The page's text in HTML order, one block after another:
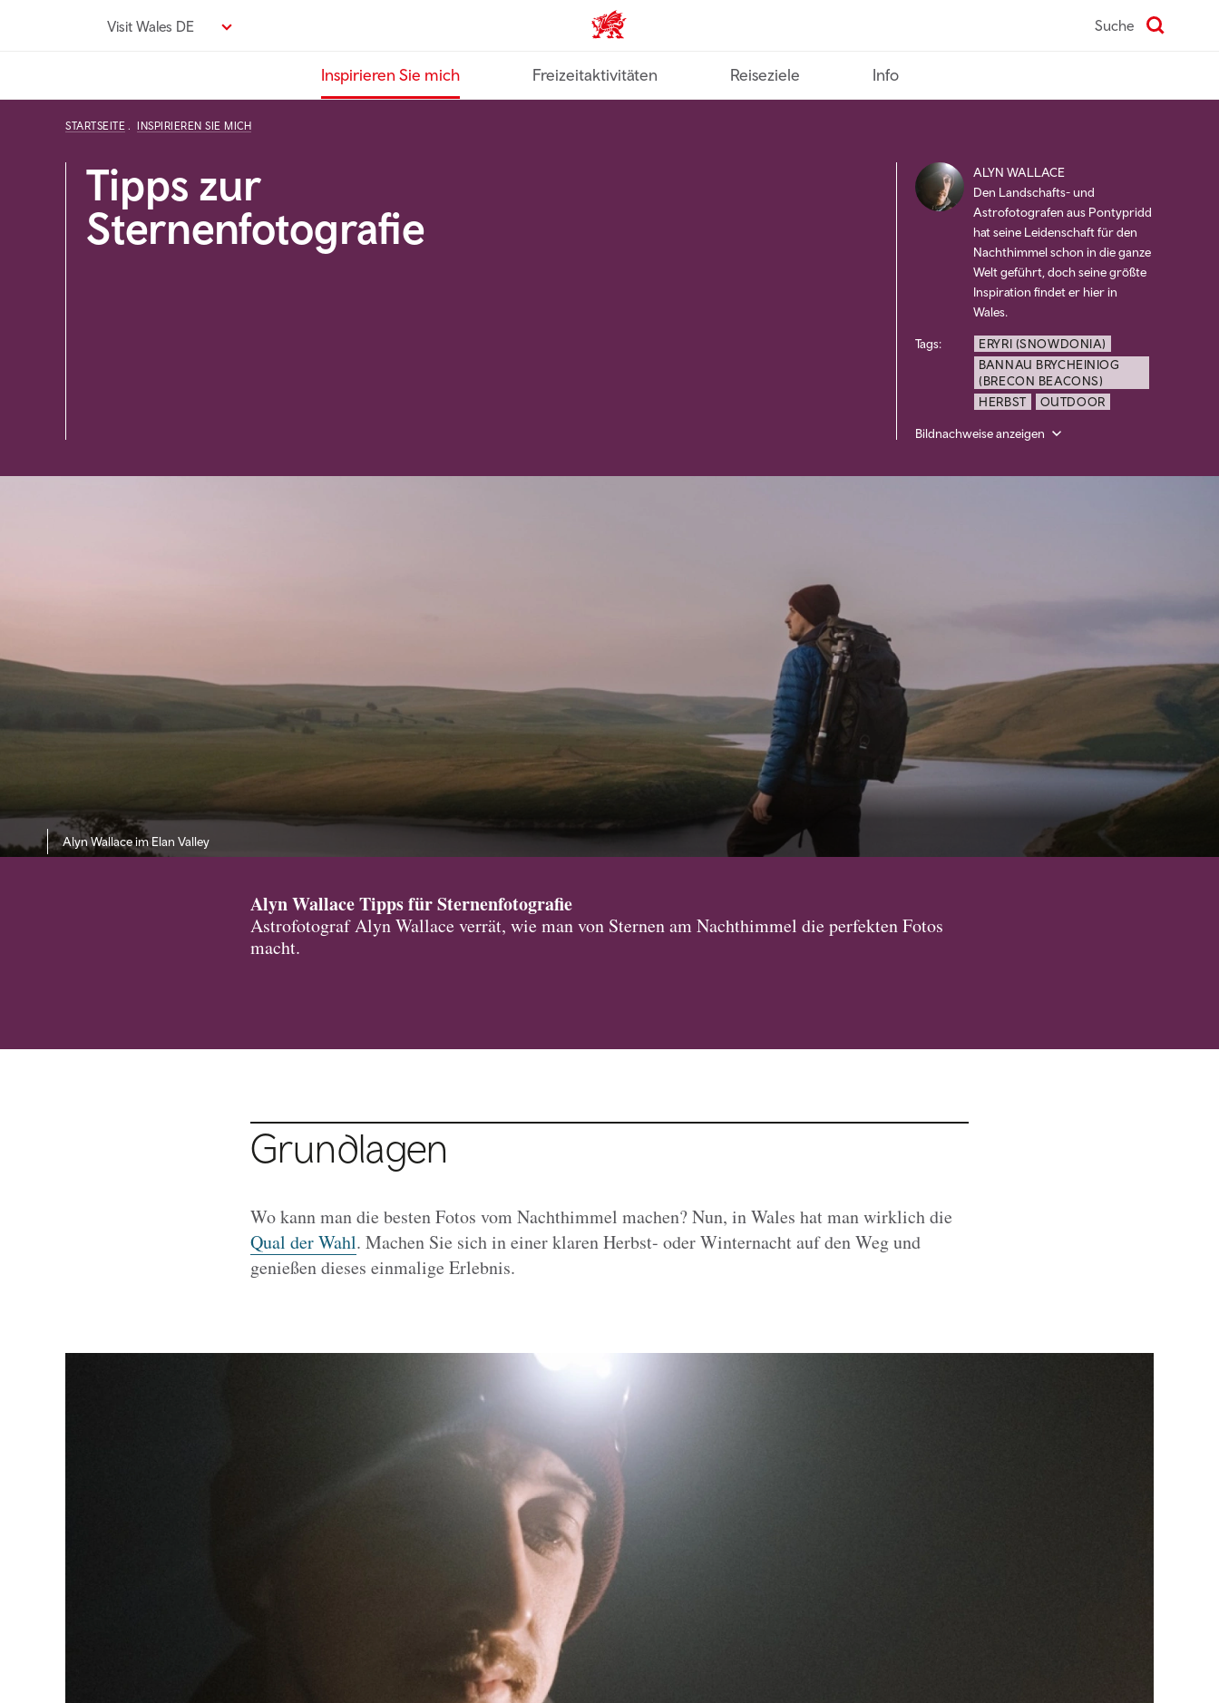
Visit Wales DE VisitWales home Suche
Inspirieren Sie mich Freizeitaktivitäten Reiseziele Info
STARTSEITE INSPIRIEREN SIE MICH
Tipps zur
Sternenfotografie
ALYN WALLACE
Den Landschafts- und
Astrofotografen aus Pontypridd
hat seine Leidenschaft für den
Nachthimmel schon in die ganze
Welt geführt, doch seine größte
Inspiration findet er hier in
Wales.
Tags:
ERYRI (SNOWDONIA)
BANNAU BRYCHEINIOG
(BRECON BEACONS)
HERBST
OUTDOOR
Bildnachweise anzeigen
Alyn Wallace im Elan Valley
Alyn Wallace Tipps für Sternenfotografie
Astrofotograf Alyn Wallace verrät, wie man von Sternen am Nachthimmel die perfekten Fotos
macht.
Grundlagen
Wo kann man die besten Fotos vom Nachthimmel machen? Nun, in Wales hat man wirklich die
Qual der Wahl. Machen Sie sich in einer klaren Herbst- oder Winternacht auf den Weg und
genießen dieses einmalige Erlebnis.